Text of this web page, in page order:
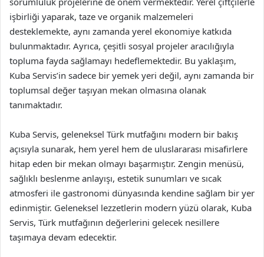
işbirliği yaparak, taze ve organik malzemeleri
desteklemekte, aynı zamanda yerel ekonomiye katkıda
bulunmaktadır. Ayrıca, çeşitli sosyal projeler aracılığıyla
topluma fayda sağlamayı hedeflemektedir. Bu yaklaşım,
Kuba Servis’in sadece bir yemek yeri değil, aynı zamanda bir
toplumsal değer taşıyan mekan olmasına olanak
tanımaktadır.
Kuba Servis, geleneksel Türk mutfağını modern bir bakış
açısıyla sunarak, hem yerel hem de uluslararası misafirlere
hitap eden bir mekan olmayı başarmıştır. Zengin menüsü,
sağlıklı beslenme anlayışı, estetik sunumları ve sıcak
atmosferi ile gastronomi dünyasında kendine sağlam bir yer
edinmiştir. Geleneksel lezzetlerin modern yüzü olarak, Kuba
Servis, Türk mutfağının değerlerini gelecek nesillere
taşımaya devam edecektir.